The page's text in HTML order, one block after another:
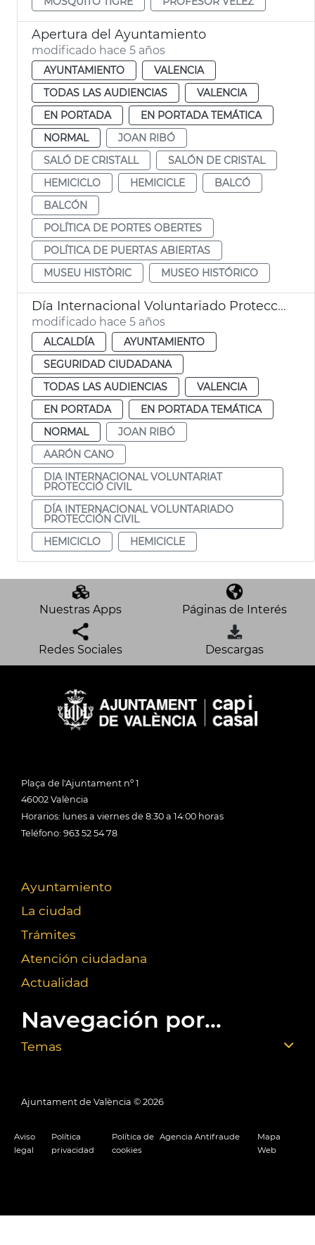
Apertura del Ayuntamiento
modificado hace 5 años
AYUNTAMIENTO
VALENCIA
TODAS LAS AUDIENCIAS
VALENCIA
EN PORTADA
EN PORTADA TEMÁTICA
NORMAL
JOAN RIBÓ
SALÓ DE CRISTALL
SALÓN DE CRISTAL
HEMICICLO
HEMICICLE
BALCÓ
BALCÓN
POLÍTICA DE PORTES OBERTES
POLÍTICA DE PUERTAS ABIERTAS
MUSEU HISTÒRIC
MUSEO HISTÓRICO
Día Internacional Voluntariado Protección Civil
modificado hace 5 años
ALCALDÍA
AYUNTAMIENTO
SEGURIDAD CIUDADANA
TODAS LAS AUDIENCIAS
VALENCIA
EN PORTADA
EN PORTADA TEMÁTICA
NORMAL
JOAN RIBÓ
AARÓN CANO
DIA INTERNACIONAL VOLUNTARIAT
PROTECCIÓ CIVIL
DÍA INTERNACIONAL VOLUNTARIADO
PROTECCIÓN CIVIL
HEMICICLO
HEMICICLE
Nuestras Apps Páginas de Interés
Redes Sociales Descargas
Plaça de l'Ajuntament nº 1
46002 València
Horarios: lunes a viernes de 8:30 a 14:00 horas
Teléfono: 963 52 54 78
Ayuntamiento
La ciudad
Trámites
Atención ciudadana
Actualidad
Navegación por...
Temas
Ajuntament de València © 2026
Aviso
legal
Política
privacidad
Política de
cookies
Agencia Antifraude
Mapa
Web